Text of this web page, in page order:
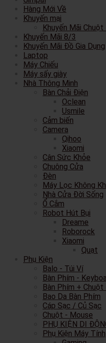
Hàng Mới Về
Khuyến mại
Khuyến Mãi Chuột
Khuyến Mãi 8/3
Khuyến Mãi Đồ Gia Dụng
Laptop
Máy Chiếu
Máy sấy giày
Nhà Thông Minh
Bàn Chải Điện
Oclean
Usmile
Cảm biến
Camera
Qihoo
Xiaomi
Cân Sức Khỏe
Chuông Cửa
Đèn
Máy Lọc Không
Nhà Cửa Đời Sống
Ổ Cắm
Robot Hút Bụi
Dreame
Roborock
Xiaomi
Quạt
Phụ Kiện
Balo - Túi Ví
Bàn Phím -
Bàn Phím +
Bao Da Bàn Phím
Cáp Sạc / Củ Sạc
Chuột - Mouse
PHỤ KIỆN DI
Phụ Kiện Máy Tính